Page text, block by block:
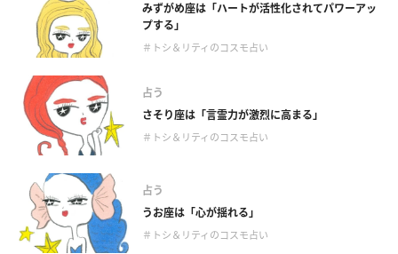
みずがめ座は「ハートが活性化されてパワーアッ
プする」
＃トシ＆リティのコスモ占い
占う
さそり座は「言霊力が激烈に高まる」
＃トシ＆リティのコスモ占い
占う
うお座は「心が揺れる」
＃トシ＆リティのコスモ占い